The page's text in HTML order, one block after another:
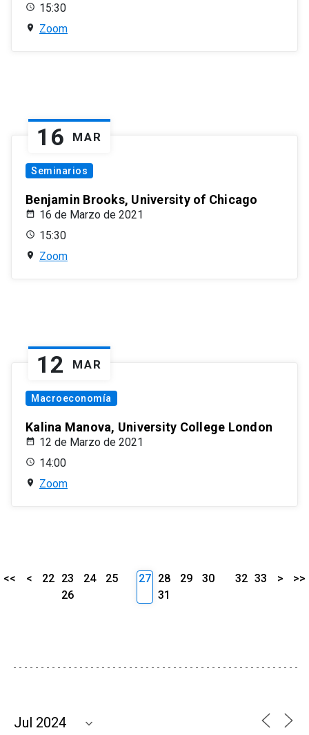
15:30
Zoom
16 MAR
Seminarios
Benjamin Brooks, University of Chicago
16 de Marzo de 2021
15:30
Zoom
12 MAR
Macroeconomía
Kalina Manova, University College London
12 de Marzo de 2021
14:00
Zoom
<< < 22 23 24
25
26
27 28 29
30
31
32 33 > >>